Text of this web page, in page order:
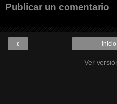
Publicar un comentario
‹ Inicio
Ver